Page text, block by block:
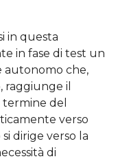
in questa
in fase di test un
che,
il
del
verso
dirige verso la
di